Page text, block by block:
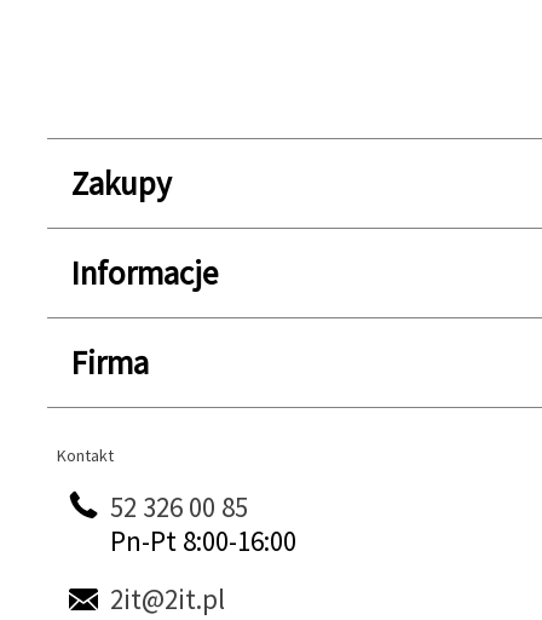
Zakupy
Informacje
Firma
Kontakt
Kontakt
52 326 00 85
Pn-Pt 8:00-16:00
2it@2it.pl